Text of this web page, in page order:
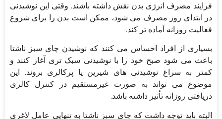
فرایند مصرف انرژی بدن نقش داشته باشند. وقتی این نوشیدنی
در ابتدای روز مصرف می شود، ممکن است بدن را برای شروع
فعالیت روزانه آماده تر کند.
بسیاری از افراد احساس می کنند که نوشیدن چای سبز ناشتا
باعث می شود صبح خود را با نوشیدنی سبک تری آغاز کنند و
کمتر به سراغ نوشیدنی های شیرین یا پرکالری بروند. این
موضوع می تواند به صورت غیرمستقیم در کنترل کالری
دریافتی روزانه تأثیر داشته باشد.
البته باید توجه داشت که چای سبز ناشتا به تنهایی عامل لاغری